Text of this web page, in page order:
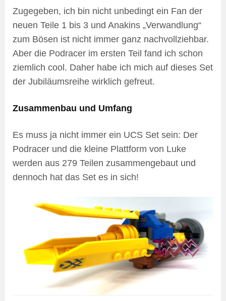
Zugegeben, ich bin nicht unbedingt ein Fan der
neuen Teile 1 bis 3 und Anakins „Verwandlung“
zum Bösen ist nicht immer ganz nachvollziehbar.
Aber die Podracer im ersten Teil fand ich schon
ziemlich cool. Daher habe ich mich auf dieses Set
der Jubiläumsreihe wirklich gefreut.
Zusammenbau und Umfang
Es muss ja nicht immer ein UCS Set sein: Der
Podracer und die kleine Plattform von Luke
werden aus 279 Teilen zusammengebaut und
dennoch hat das Set es in sich!